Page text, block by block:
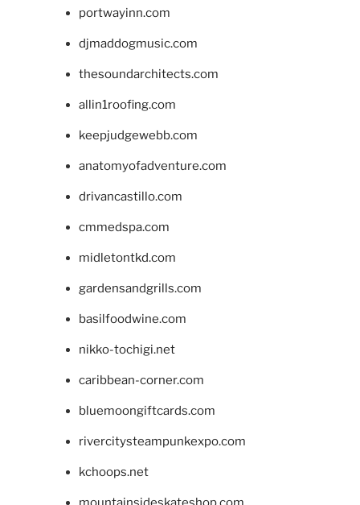
portwayinn.com
djmaddogmusic.com
thesoundarchitects.com
allin1roofing.com
keepjudgewebb.com
anatomyofadventure.com
drivancastillo.com
cmmedspa.com
midletontkd.com
gardensandgrills.com
basilfoodwine.com
nikko-tochigi.net
caribbean-corner.com
bluemoongiftcards.com
rivercitysteampunkexpo.com
kchoops.net